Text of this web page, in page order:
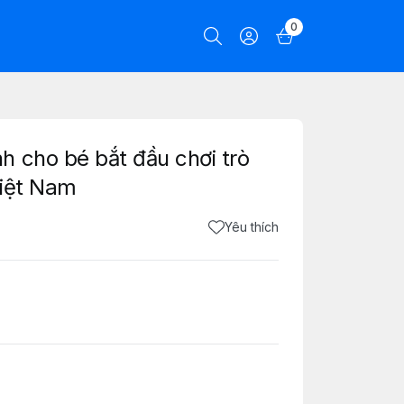
0
cho bé bắt đầu chơi trò
Nam
Yêu thích